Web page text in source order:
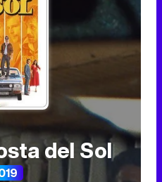
del Sol